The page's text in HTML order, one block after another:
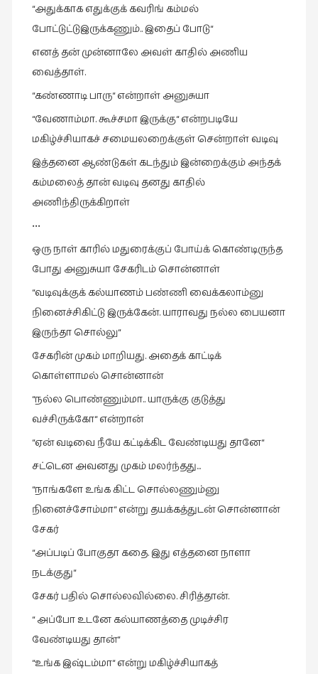
“அதுக்காக எதுக்குக் கவரிங் கம்மல்
போட்டுட்டுஇருக்கணும்.. இதைப் போடு“
எனத் தன் முன்னாலே அவள் காதில் அணிய
வைத்தாள்.
“கண்ணாடி பாரு“ என்றாள் அனுசுயா
“வேணாம்மா. கூச்சமா இருக்கு“ என்றபடியே
மகிழ்ச்சியாகச் சமையலறைக்குள் சென்றாள் வடிவு
இத்தனை ஆண்டுகள் கடந்தும் இன்றைக்கும் அந்தக்
கம்மலைத் தான் வடிவு தனது காதில்
அணிந்திருக்கிறாள்
•••
ஒரு நாள் காரில் மதுரைக்குப் போய்க் கொண்டிருந்த
போது அனுசுயா சேகரிடம் சொன்னாள்
“வடிவுக்குக் கல்யாணம் பண்ணி வைக்கலாம்னு
நினைச்சிகிட்டு இருக்கேன். யாராவது நல்ல பையனா
இருந்தா சொல்லு“
சேகரின் முகம் மாறியது. அதைக் காட்டிக்
கொள்ளாமல் சொன்னான்
“நல்ல பொண்ணும்மா.. யாருக்கு குடுத்து
வச்சிருக்கோ“ என்றான்
“ஏன் வடிவை நீயே கட்டிக்கிட வேண்டியது தானே“
சட்டென அவனது முகம் மலர்ந்தது…
“நாங்களே உங்க கிட்ட சொல்லணும்னு
நினைச்சோம்மா“ என்று தயக்கத்துடன் சொன்னான்
சேகர்
“அப்படிப் போகுதா கதை. இது எத்தனை நாளா
நடக்குது“
சேகர் பதில் சொல்லவில்லை. சிரித்தான்.
“ அப்போ உடனே கல்யாணத்தை முடிச்சிர
வேண்டியது தான்“
“உங்க இஷ்டம்மா“ என்று மகிழ்ச்சியாகத்